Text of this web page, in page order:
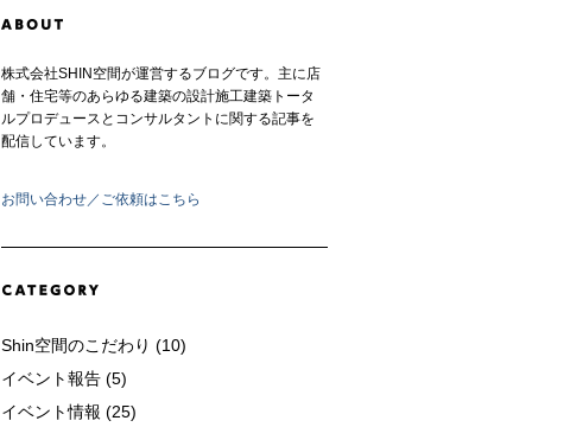
株式会社SHIN空間が運営するブログです。主に店
舗・住宅等のあらゆる建築の設計施工建築トータ
ルプロデュースとコンサルタントに関する記事を
配信しています。
お問い合わせ／ご依頼はこちら
Shin空間のこだわり (10)
イベント報告 (5)
イベント情報 (25)